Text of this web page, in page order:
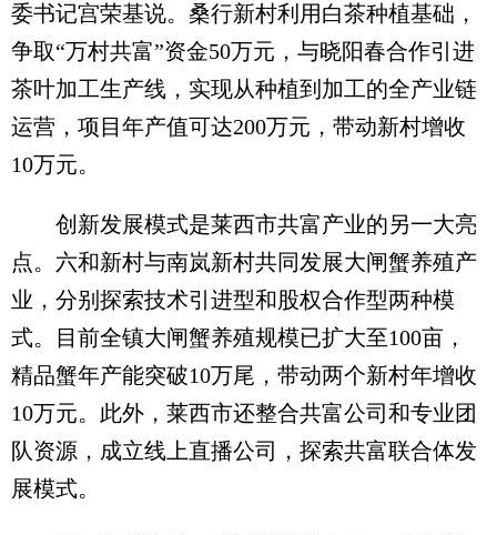
委书记宫荣基说。桑行新村利用白茶种植基础，
争取“万村共富”资金50万元，与晓阳春合作引进
茶叶加工生产线，实现从种植到加工的全产业链
运营，项目年产值可达200万元，带动新村增收
10万元。
创新发展模式是莱西市共富产业的另一大亮
点。六和新村与南岚新村共同发展大闸蟹养殖产
业，分别探索技术引进型和股权合作型两种模
式。目前全镇大闸蟹养殖规模已扩大至100亩，
精品蟹年产能突破10万尾，带动两个新村年增收
10万元。此外，莱西市还整合共富公司和专业团
队资源，成立线上直播公司，探索共富联合体发
展模式。